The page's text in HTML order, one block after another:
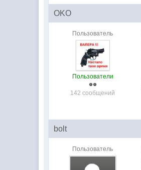
OKO
Пользователь
Пользователи
142 сообщений
bolt
Пользователь